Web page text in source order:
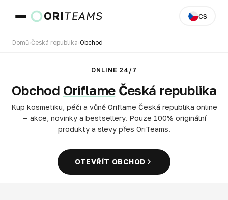
ORITEAMS CS
PŘEJÍT
Domů Česká republika Obchod
ONLINE 24/7
Obchod OriflameČeská republika
Kup kosmetiku, péči a vůně Oriflame Česká republika online
— akce, novinky a bestsellery. Pouze 100% originální
produkty a slevy přes OriTeams.
OTEVŘÍT OBCHOD